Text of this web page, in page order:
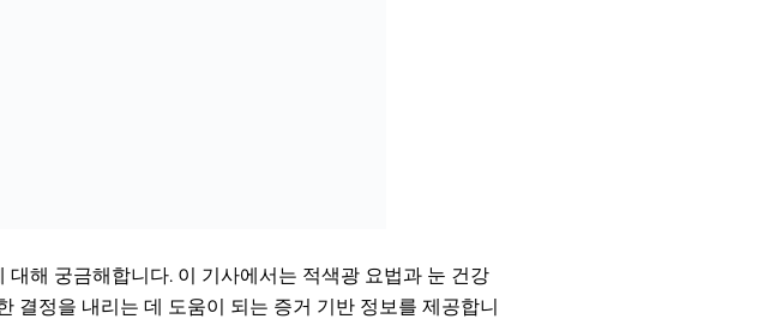
해 궁금해합니다. 이 기사에서는 적색광 요법과 눈 건강
결정을 내리는 데 도움이 되는 증거 기반 정보를 제공합니